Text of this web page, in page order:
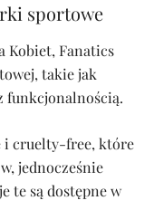
sportowe
Kobiet, Fanatics
takie jak
funkcjonalnością.
i cruelty-free, które
jednocześnie
te są dostępne w